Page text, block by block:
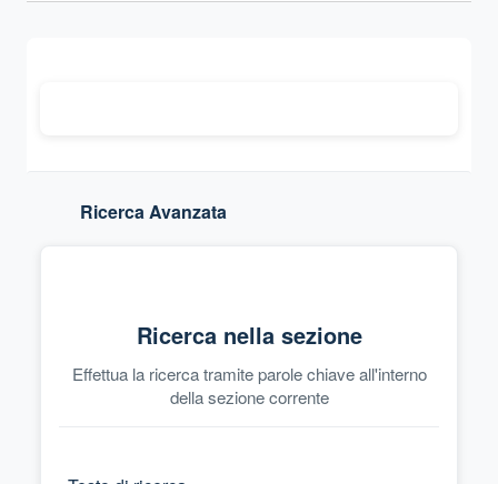
Ricerca Avanzata
Ricerca nella sezione
Effettua la ricerca tramite parole chiave all'interno
della sezione corrente